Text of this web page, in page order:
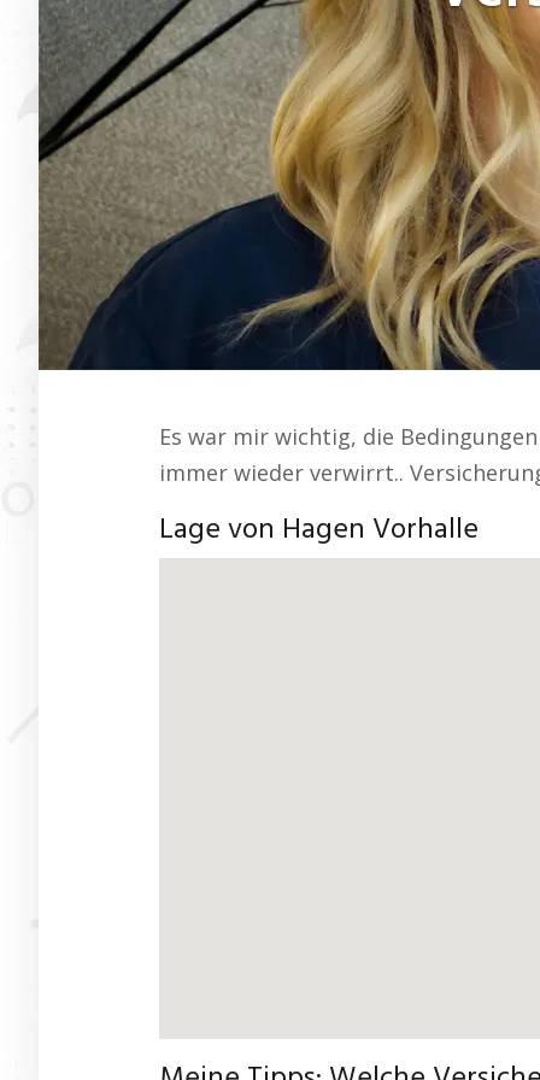
Es war mir wichtig, die
immer wieder verwirrt..
Lage von Hagen Vorhalle